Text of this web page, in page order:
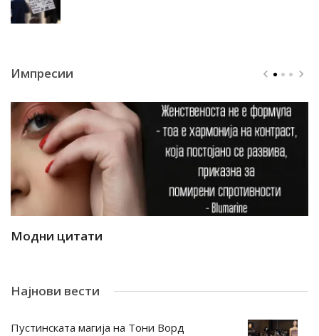
Импресии
Модни цитати
Најнови вести
Пустинската магија на Тони Ворд